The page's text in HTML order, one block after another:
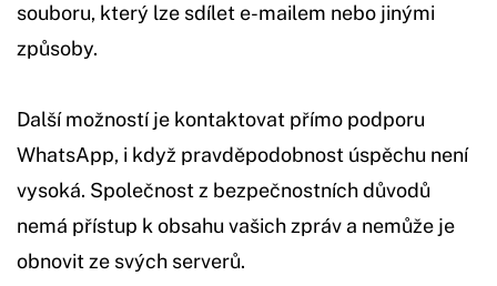
souboru, který lze sdílet e-mailem nebo jinými
způsoby.
Další možností je kontaktovat přímo podporu
WhatsApp, i když pravděpodobnost úspěchu není
vysoká. Společnost z bezpečnostních důvodů
nemá přístup k obsahu vašich zpráv a nemůže je
obnovit ze svých serverů.